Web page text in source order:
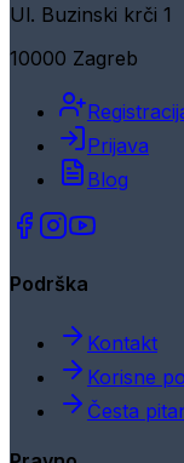
Ul. Buzinski krči 1
10000 Zagreb
Prijava
Blog
Podrška
Kontakt
Korisne
Česta